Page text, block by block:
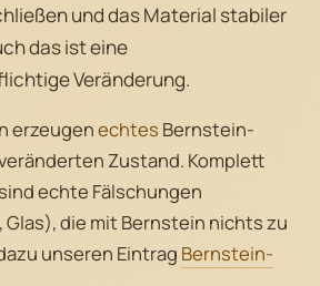
und das Material stabiler
das ist eine
Veränderung.
erzeugenechtes Bernstein-
Zustand. Komplett
echte Fälschungen
Glas), die mit Bernstein nichts zu
unseren Eintrag Bernstein-